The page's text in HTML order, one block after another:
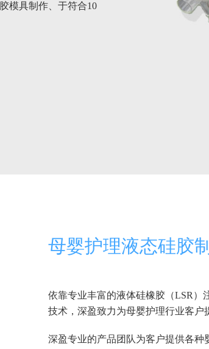
模具制作、于符合10
母婴护理液态硅胶
依靠专业丰富的液体硅橡胶（LSR）
技术，深盈致力为母婴护理行业客
深盈专业的产品团队为客户提供各